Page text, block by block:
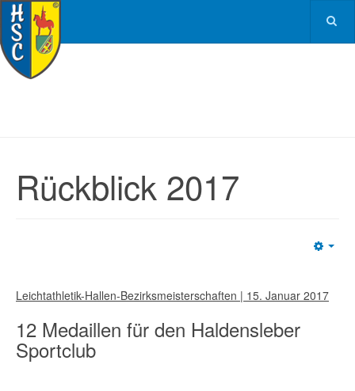
Rückblick 2017
Leichtathletik-Hallen-Bezirksmeisterschaften | 15. Januar 2017
12 Medaillen für den Haldensleber
Sportclub